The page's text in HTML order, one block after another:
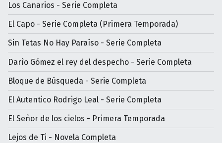
Los Canarios - Serie Completa
El Capo - Serie Completa (Primera Temporada)
Sin Tetas No Hay Paraíso - Serie Completa
Darìo Gómez el rey del despecho - Serie Completa
Bloque de Búsqueda - Serie Completa
El Autentico Rodrigo Leal - Serie Completa
El Señor de los cielos - Primera Temporada
Lejos de Ti - Novela Completa